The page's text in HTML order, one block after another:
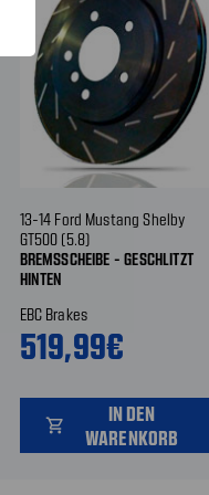
13-14 Ford Mustang Shelby
GT500 (5.8)
BREMSSCHEIBE - GESCHLITZT
HINTEN
EBC Brakes
519,99€
shopping_cart
IN DEN
WARENKORB